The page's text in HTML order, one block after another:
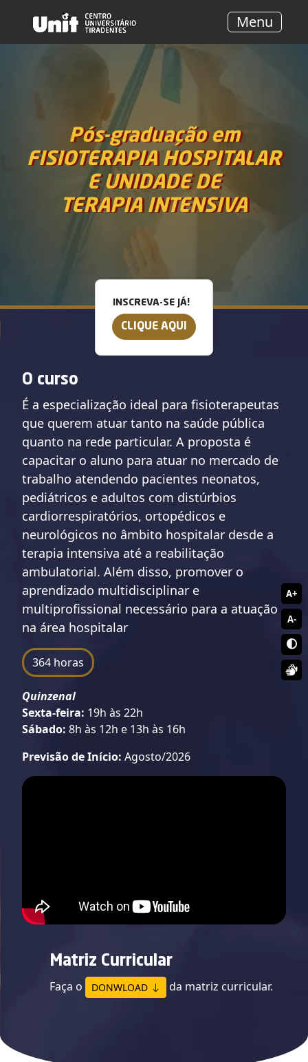
Menu
Pós-graduação em
FISIOTERAPIA HOSPITALAR
E UNIDADE DE
TERAPIA INTENSIVA
INSCREVA-SE JÁ!
CLIQUE AQUI
O curso
É a especialização ideal para fisioterapeutas
que querem atuar tanto na saúde pública
quanto na rede particular. A proposta é
capacitar o aluno para atuar no mercado de
trabalho atendendo pacientes neonatos,
pediátricos e adultos com distúrbios
cardiorrespiratórios, ortopédicos e
neurológicos no âmbito hospitalar desde a
terapia intensiva até a reabilitação
ambulatorial. Além disso, promover o
aprendizado multidisciplinar e
multiprofissional necessário para a atuação
na área hospitalar
364 horas
Quinzenal
Sexta-feira: 19h às 22h
Sábado: 8h às 12h e 13h às 16h
Previsão de Início: Agosto/2026
Matriz Curricular
Faça o DONWLOAD da matriz curricular.
A+
A-